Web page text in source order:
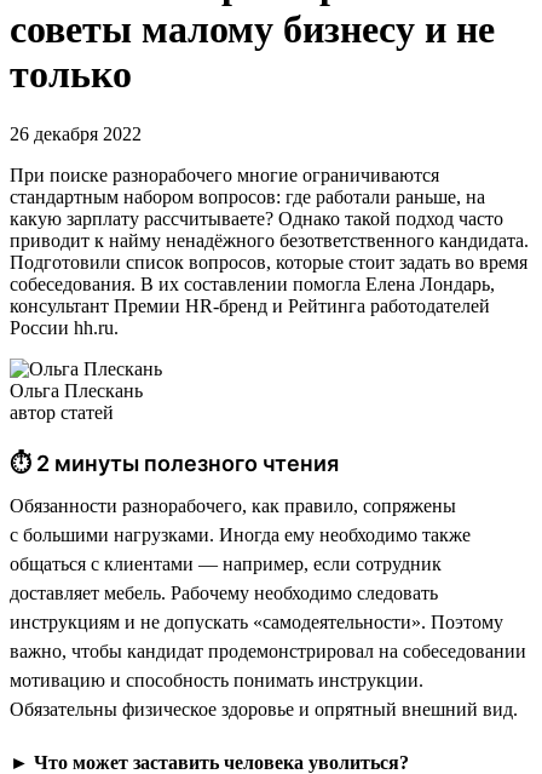
советы малому бизнесу и не
только
26 декабря 2022
При поиске разнорабочего многие ограничиваются
стандартным набором вопросов: где работали раньше, на
какую зарплату рассчитываете? Однако такой подход часто
приводит к найму ненадёжного безответственного кандидата.
Подготовили список вопросов, которые стоит задать во время
собеседования. В их составлении помогла Елена Лондарь,
консультант Премии HR-бренд и Рейтинга работодателей
России hh.ru.
Ольга Плескань
автор статей
⏱ 2 минуты полезного чтения
Обязанности разнорабочего, как правило, сопряжены
с большими нагрузками. Иногда ему необходимо также
общаться с клиентами — например, если сотрудник
доставляет мебель. Рабочему необходимо следовать
инструкциям и не допускать «самодеятельности». Поэтому
важно, чтобы кандидат продемонстрировал на собеседовании
мотивацию и способность понимать инструкции.
Обязательны физическое здоровье и опрятный внешний вид.
► Что может заставить человека уволиться?